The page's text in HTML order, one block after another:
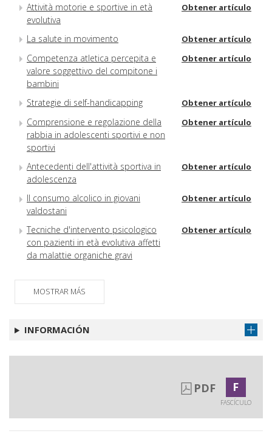
Attività motorie e sportive in età
evolutiva
Obtener artículo
La salute in movimento Obtener artículo
Competenza atletica percepita e
valore soggettivo del compitone i
bambini
Obtener artículo
Strategie di self-handicapping Obtener artículo
Comprensione e regolazione della
rabbia in adolescenti sportivi e non
sportivi
Obtener artículo
Antecedenti dell'attività sportiva in
adolescenza
Obtener artículo
Il consumo alcolico in giovani
valdostani
Obtener artículo
Tecniche d'intervento psicologico
con pazienti in età evolutiva affetti
da malattie organiche gravi
Obtener artículo
MOSTRAR MÁS
INFORMACIÓN
PDF F
FASCÍCULO